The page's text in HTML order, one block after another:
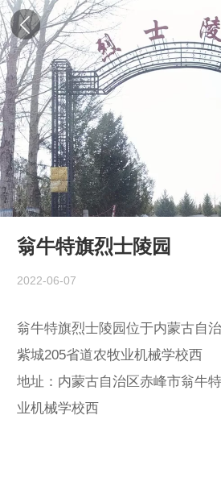
翁牛特旗烈士陵园
2022-06-07
翁牛特旗烈士陵园位于内蒙古自
紫城205省道农牧业机械学校西
地址：内蒙古自治区赤峰市翁牛
业机械学校西